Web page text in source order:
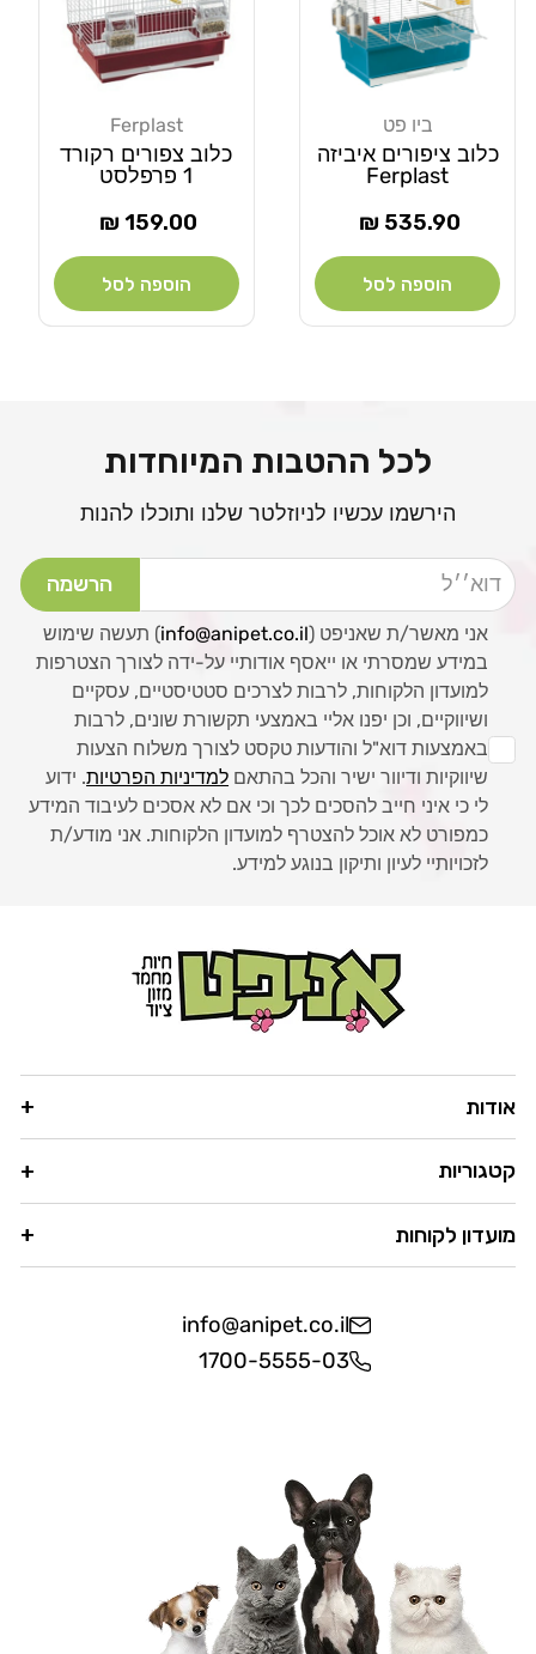
ביו פט
כלוב ציפורים איביזה
Ferplast
מחיר
535.90 ₪
הוספה לסל
Ferplast
כלוב צפורים רקורד
1 פרפלסט
מחיר
159.00 ₪
הוספה לסל
לכל ההטבות המיוחדות
הירשמו עכשיו לניוזלטר שלנו ותוכלו להנות
דוא׳׳ל הרשמה
אני מאשר/ת שאניפט (info@anipet.co.il) תעשה שימוש
במידע שמסרתי או ייאסף אודותיי על-ידה לצורך הצטרפות
למועדון הלקוחות, לרבות לצרכים סטטיסטיים, עסקיים
ושיווקיים, וכן יפנו אליי באמצעי תקשורת שונים, לרבות
באמצעות דוא"ל והודעות טקסט לצורך משלוח הצעות
שיווקיות ודיוור ישיר והכל בהתאם למדיניות הפרטיות. ידוע
לי כי איני חייב להסכים לכך וכי אם לא אסכים לעיבוד המידע
כמפורט לא אוכל להצטרף למועדון הלקוחות. אני מודע/ת
לזכויותיי לעיון ותיקון בנוגע למידע.
אודות
קטגוריות
מועדון לקוחות
info@anipet.co.il
1700-5555-03